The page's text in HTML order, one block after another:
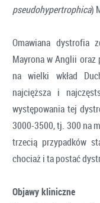
pseudohypertrophica)
Omawiana dystrofia
Mayrona w Anglii oraz
na wielki wkład
najcięższa i
występowania tej
3000-3500, tj. 300 na
trzecią przypadków
chociaż i ta postać
Objawy kliniczne